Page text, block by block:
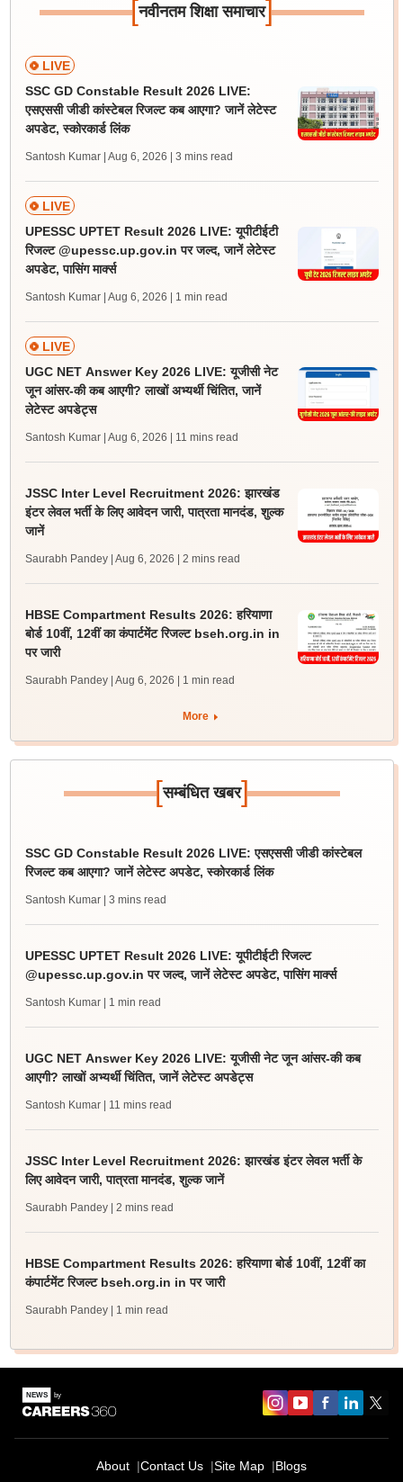
[नवीनतम शिक्षा समाचार]
LIVE
SSC GD Constable Result 2026 LIVE:
एसएससी जीडी कांस्टेबल रिजल्ट कब आएगा? जानें लेटेस्ट
अपडेट, स्कोरकार्ड लिंक
Santosh Kumar | Aug 6, 2026 | 3 mins read
LIVE
UPESSC UPTET Result 2026 LIVE: यूपीटीईटी
रिजल्ट @upessc.up.gov.in पर जल्द, जानें लेटेस्ट
अपडेट, पासिंग मार्क्स
Santosh Kumar | Aug 6, 2026 | 1 min read
LIVE
UGC NET Answer Key 2026 LIVE: यूजीसी नेट
जून आंसर-की कब आएगी? लाखों अभ्यर्थी चिंतित, जानें
लेटेस्ट अपडेट्स
Santosh Kumar | Aug 6, 2026 | 11 mins read
JSSC Inter Level Recruitment 2026: झारखंड
इंटर लेवल भर्ती के लिए आवेदन जारी, पात्रता मानदंड, शुल्क
जानें
Saurabh Pandey | Aug 6, 2026 | 2 mins read
HBSE Compartment Results 2026: हरियाणा
बोर्ड 10वीं, 12वीं का कंपार्टमेंट रिजल्ट bseh.org.in in
पर जारी
Saurabh Pandey | Aug 6, 2026 | 1 min read
More
[सम्बंधित खबर]
SSC GD Constable Result 2026 LIVE: एसएससी जीडी कांस्टेबल
रिजल्ट कब आएगा? जानें लेटेस्ट अपडेट, स्कोरकार्ड लिंक
Santosh Kumar | 3 mins read
UPESSC UPTET Result 2026 LIVE: यूपीटीईटी रिजल्ट
@upessc.up.gov.in पर जल्द, जानें लेटेस्ट अपडेट, पासिंग मार्क्स
Santosh Kumar | 1 min read
UGC NET Answer Key 2026 LIVE: यूजीसी नेट जून आंसर-की कब
आएगी? लाखों अभ्यर्थी चिंतित, जानें लेटेस्ट अपडेट्स
Santosh Kumar | 11 mins read
JSSC Inter Level Recruitment 2026: झारखंड इंटर लेवल भर्ती के
लिए आवेदन जारी, पात्रता मानदंड, शुल्क जानें
Saurabh Pandey | 2 mins read
HBSE Compartment Results 2026: हरियाणा बोर्ड 10वीं, 12वीं का
कंपार्टमेंट रिजल्ट bseh.org.in in पर जारी
Saurabh Pandey | 1 min read
About Contact Us Site Map Blogs